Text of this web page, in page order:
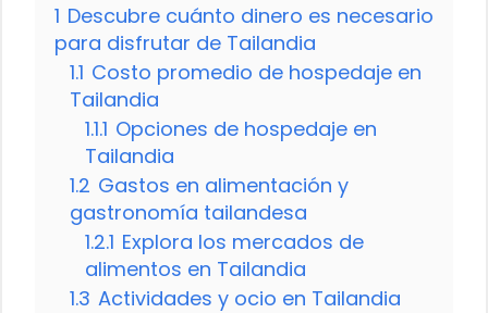
1 Descubre cuánto dinero es necesario
para disfrutar de Tailandia
1.1 Costo promedio de hospedaje en
Tailandia
1.1.1 Opciones de hospedaje en
Tailandia
1.2 Gastos en alimentación y
gastronomía tailandesa
1.2.1 Explora los mercados de
alimentos en Tailandia
1.3 Actividades y ocio en Tailandia